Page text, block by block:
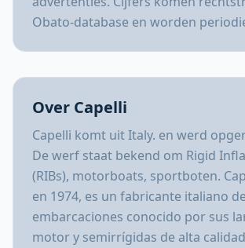
Obato-database en worden
Over Capelli
Capelli komt uit Italy. en werd
De werf staat bekend om Rigid
(RIBs), motorboats, sportboten.
en 1974, es un fabricante italiano de
embarcaciones conocido por sus
motor y semirrígidas de alta